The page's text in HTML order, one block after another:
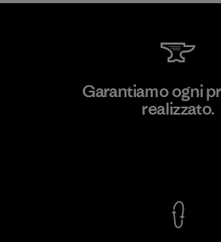
MAS Active (Pvt) Ltd -
Garantiamo ogni
realizzato.